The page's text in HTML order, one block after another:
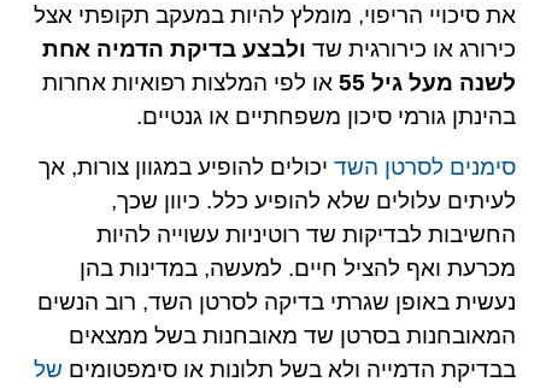
את סיכויי הריפוי, מומלץ להיות במעקב תקופתי אצל
כירורג או כירורגית שד ולבצע בדיקת הדמיה אחת
לשנה מעל גיל 55
או לפי המלצות רפואיות אחרות
בהינתן גורמי סיכון משפחתיים או גנטיים.
סימנים לסרטן השדיכולים להופיע במגוון צורות, אך
לעיתים עלולים שלא להופיע כלל. כיוון שכך,
החשיבות לבדיקות שד רוטיניות עשוייה להיות
מכרעת ואף להציל חיים. למעשה, במדינות בהן
נעשית באופן שגרתי בדיקה לסרטן השד, רוב הנשים
המאובחנות בסרטן שד מאובחנות בשל ממצאים
בבדיקת הדמייה ולא בשל תלונות או סימפטומים של